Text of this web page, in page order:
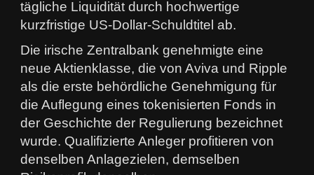
tägliche Liquidität durch hochwertige
kurzfristige US-Dollar-Schuldtitel ab.
Die irische Zentralbank genehmigte eine
neue Aktienklasse, die von Aviva und Ripple
als die erste behördliche Genehmigung für
die Auflegung eines tokenisierten Fonds in
der Geschichte der Regulierung bezeichnet
wurde. Qualifizierte Anleger profitieren von
denselben Anlagezielen, demselben